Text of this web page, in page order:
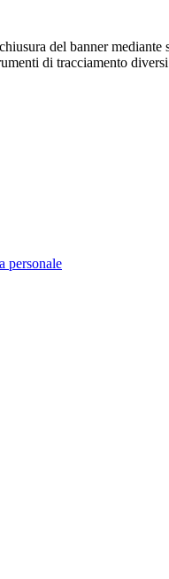
del banner
di tracciamento
personale